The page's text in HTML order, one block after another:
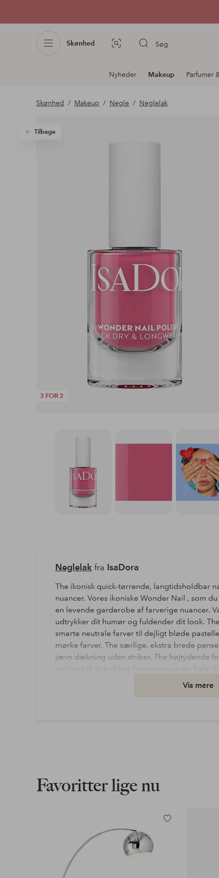
Skønhed Billedsøgning Søg
Afdelningsnavigation
Nyheder Makeup Parfumer
Skønhed Makeup Negle Neglelak
Tilbage
3 FOR 2
Neglelakfra IsaDora
The ikonisk quick-tørrende, langtidsholdbar
nuancer. Vores ikoniske Wonder Nail , som
en levende garderobe af farverige nuancer.
udtrykker dit humør og fuldender dit look.
smarte neutrale farver til dejligt bløde
mørke farver. The særlige, ekstra brede
jævn dækning uden striber. The højtydende
og lavet til at forblive farveægte under hele
glans og dækning. For en mere
vores nye Nail Wonder 3-i-1, der fungerer
the din nail farve endnu længere.
Hudtype: Normal
Varenummer: 2067178-27-0
Vis mere
Favoritter lige nu
Tilføj